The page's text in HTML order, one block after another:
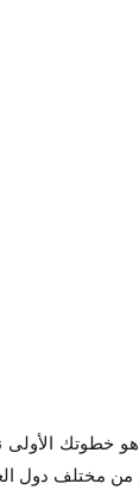
خطوتك
من مختلف دول